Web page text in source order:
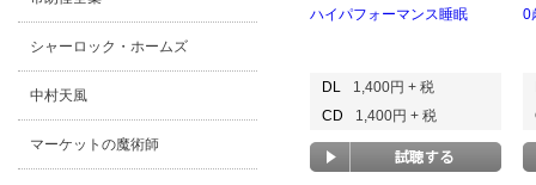
シャーロック・ホームズ
中村天風
マーケットの魔術師
ハイパフォーマンス睡眠
DL
1,400円 + 税
CD
1,400円 + 税
0